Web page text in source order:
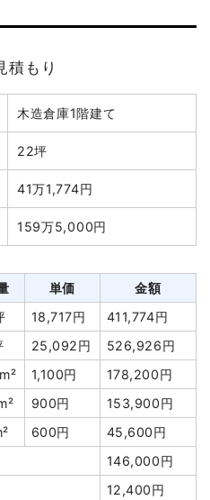
積もり
木造倉庫1階建て
22坪
41万1,774円
159万5,000円
単価
金額
18,717円
411,774円
25,092円
526,926円
1,100円
178,200円
900円
153,900円
600円
45,600円
146,000円
12,400円